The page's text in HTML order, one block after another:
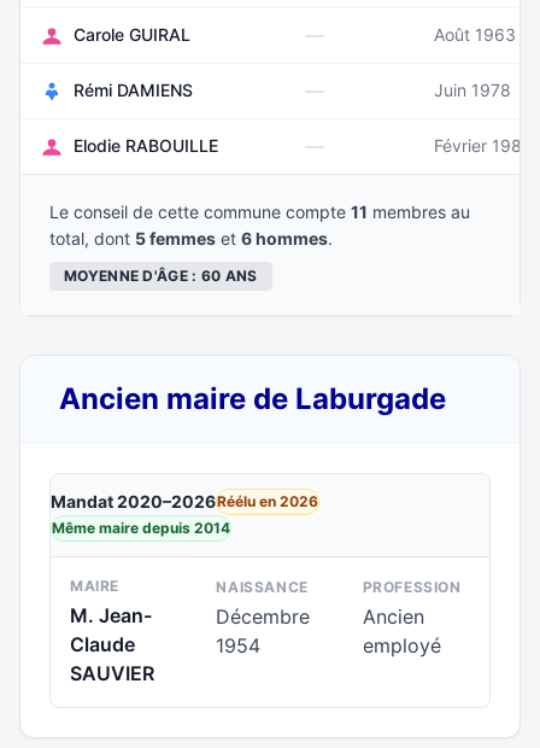
Carole GUIRAL — Août 1963
Rémi DAMIENS — Juin 1978
Elodie RABOUILLE — Février 1982
Le conseil de cette commune compte 11 membres au
total, dont 5 femmes et 6 hommes.
MOYENNE D'ÂGE : 60 ANS
Ancien maire de Laburgade
Mandat 2020–2026Réélu en 2026
Même maire depuis 2014
MAIRE
M. Jean-
Claude
SAUVIER
NAISSANCE
Décembre
1954
PROFESSION
Ancien
employé